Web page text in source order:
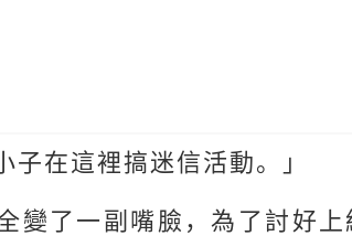
子在這裡搞迷信活動。」
變了一副嘴臉，為了討好